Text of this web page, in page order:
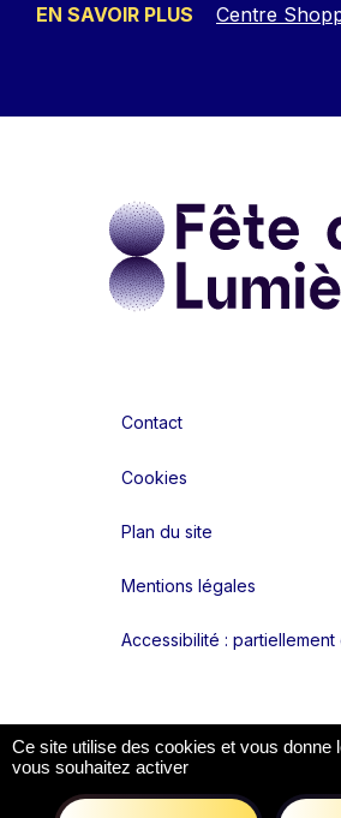
EN SAVOIR PLUS Centre
Liens réseaux
Contact
Cookies
Plan du site
Mentions légales
Accessibilité :
Ce site utilise des cookies et vous donne
vous souhaitez activer